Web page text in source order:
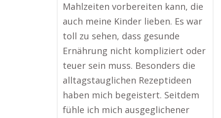
Mahlzeiten vorbereiten kann, die
auch meine Kinder lieben. Es war
toll zu sehen, dass gesunde
Ernährung nicht kompliziert oder
teuer sein muss. Besonders die
alltagstauglichen Rezeptideen
haben mich begeistert. Seitdem
fühle ich mich ausgeglichener